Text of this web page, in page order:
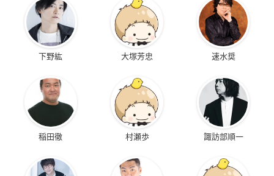
下野紘 大塚芳忠 速水奨
稲田徹 村瀬歩 諏訪部順一